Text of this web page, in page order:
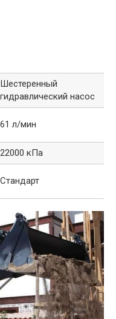
Шестеренный
гидравлический насос
61 л/мин
22000 кПа
Стандарт